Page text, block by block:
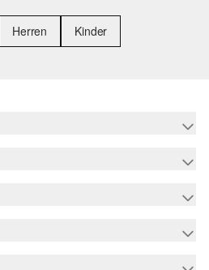
Herren Kinder